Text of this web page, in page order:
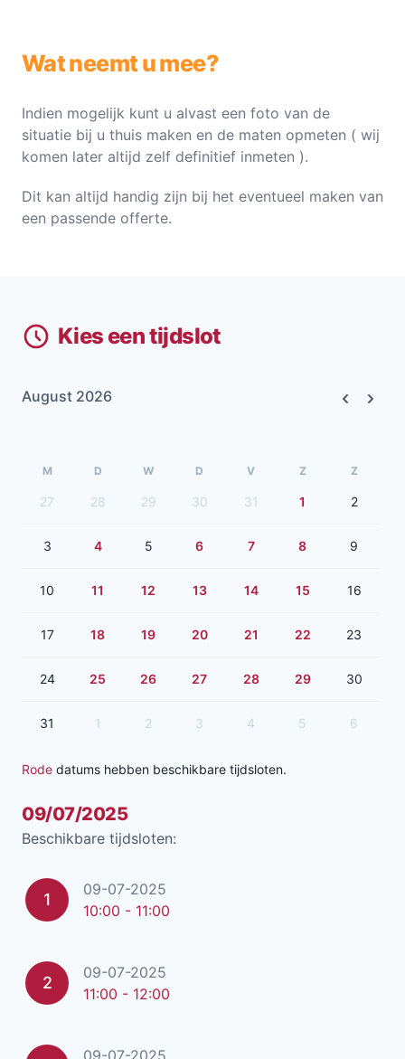
Wat neemt u mee?
Indien mogelijk kunt u alvast een foto van de
situatie bij u thuis maken en de maten opmeten ( wij
komen later altijd zelf definitief inmeten ).
Dit kan altijd handig zijn bij het eventueel maken van
een passende offerte.
Kies een tijdslot
August 2026
M D W D V Z Z
27 28 29 30 31 1 2
3 4 5 6 7 8 9
10 11 12 13 14 15 16
17 18 19 20 21 22 23
24 25 26 27 28 29 30
31 1 2 3 4 5 6
Rode datums hebben beschikbare tijdsloten.
09/07/2025
Beschikbare tijdsloten:
1
09-07-2025
10:00 - 11:00
2
09-07-2025
11:00 - 12:00
09-07-2025